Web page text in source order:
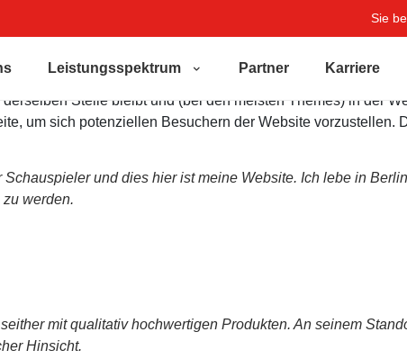
Sie
Leistungsspektrum Partner Karriere
Stelle bleibt und (bei den meisten Themes) in der
um sich potenziellen Besuchern der Website vorzustellen.
und dies hier ist meine Website. Ich lebe in
werden.
mit qualitativ hochwertigen Produkten. An seinem
Hinsicht.